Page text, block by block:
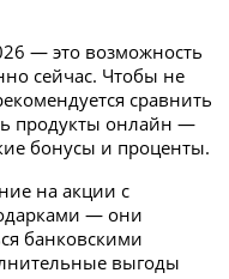
— это возможность
сейчас. Чтобы не
сравнить
продукты онлайн —
бонусы и проценты.
на акции с
— они
банковскими
выгоды